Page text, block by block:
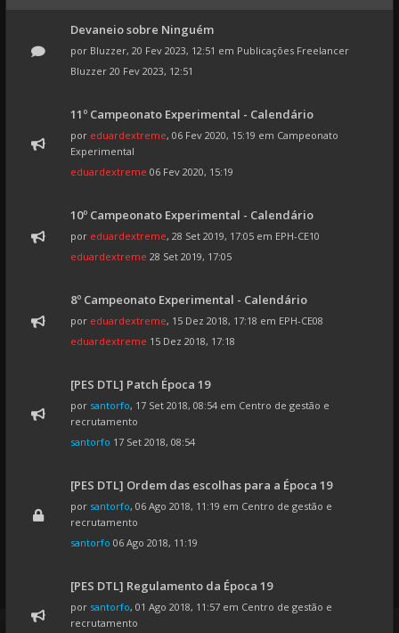
Devaneio sobre Ninguém
por Bluzzer, 20 Fev 2023, 12:51 em Publicações Freelancer
Bluzzer 20 Fev 2023, 12:51
11º Campeonato Experimental - Calendário
por eduardextreme, 06 Fev 2020, 15:19 em Campeonato
Experimental
eduardextreme 06 Fev 2020, 15:19
10º Campeonato Experimental - Calendário
por eduardextreme, 28 Set 2019, 17:05 em EPH-CE10
eduardextreme 28 Set 2019, 17:05
8º Campeonato Experimental - Calendário
por eduardextreme, 15 Dez 2018, 17:18 em EPH-CE08
eduardextreme 15 Dez 2018, 17:18
[PES DTL] Patch Época 19
por santorfo, 17 Set 2018, 08:54 em Centro de gestão e
recrutamento
santorfo 17 Set 2018, 08:54
[PES DTL] Ordem das escolhas para a Época 19
por santorfo, 06 Ago 2018, 11:19 em Centro de gestão e
recrutamento
santorfo 06 Ago 2018, 11:19
[PES DTL] Regulamento da Época 19
por santorfo, 01 Ago 2018, 11:57 em Centro de gestão e
recrutamento